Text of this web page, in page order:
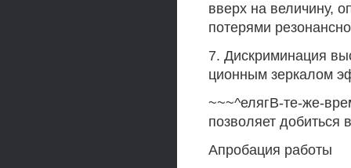
вверх на величину,
потерями
7. Дискриминация
ционным зеркалом
~~~^елягВ-те-же-
позволяет добиться
Апробация работы